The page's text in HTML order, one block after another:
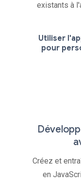
existants à
Utiliser
pour
Créez et
en